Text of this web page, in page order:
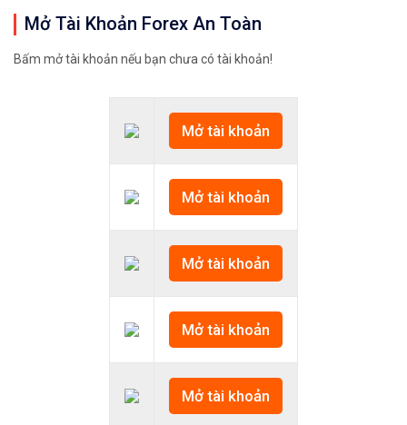
Mở Tài Khoản Forex An Toàn
Bấm mở tài khoản nếu bạn chưa có tài khoản!
Mở tài khoản
Mở tài khoản
Mở tài khoản
Mở tài khoản
Mở tài khoản